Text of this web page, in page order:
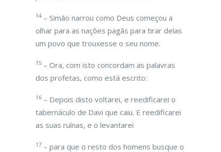
14 – Simão narrou como Deus começou a
olhar para as nações pagãs para tirar delas
um povo que trouxesse o seu nome.
15 – Ora, com isto concordam as palavras
dos profetas, como está escrito:
16 – Depois disto voltarei, e reedificarei o
tabernáculo de Davi que caiu. E reedificarei
as suas ruínas, e o levantarei
17 – para que o resto dos homens busque o